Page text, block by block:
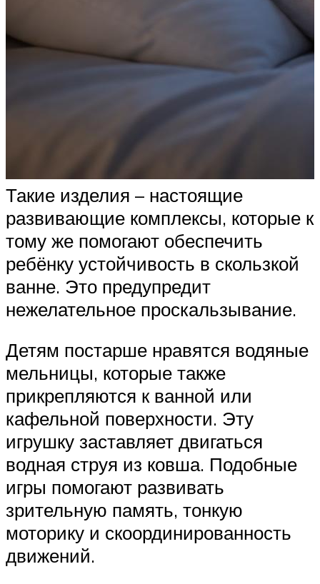
Такие изделия – настоящие
развивающие комплексы, которые к
тому же помогают обеспечить
ребёнку устойчивость в скользкой
ванне. Это предупредит
нежелательное проскальзывание.
Детям постарше нравятся водяные
мельницы, которые также
прикрепляются к ванной или
кафельной поверхности. Эту
игрушку заставляет двигаться
водная струя из ковша. Подобные
игры помогают развивать
зрительную память, тонкую
моторику и скоординированность
движений.